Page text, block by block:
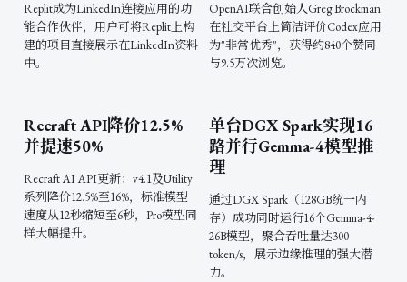
Replit成为LinkedIn连接应用的功
能合作伙伴，用户可将Replit上构
建的项目直接展示在LinkedIn资料
中。
Recraft API降价12.5%
并提速50%
Recraft AI API更新：v4.1及Utility
系列降价12.5%至16%，标准模型
速度从12秒缩短至6秒，Pro模型同
样大幅提升。
OpenAI联合创始人Greg Brockman
在社交平台上简洁评价Codex应用
为"非常优秀"，获得约840个赞同
与9.5万次浏览。
单台DGX Spark实现16
路并行Gemma-4模型推
理
通过DGX Spark（128GB统一内
存）成功同时运行16个Gemma-4-
26B模型，聚合吞吐量达300
token/s，展示边缘推理的强大潜
力。